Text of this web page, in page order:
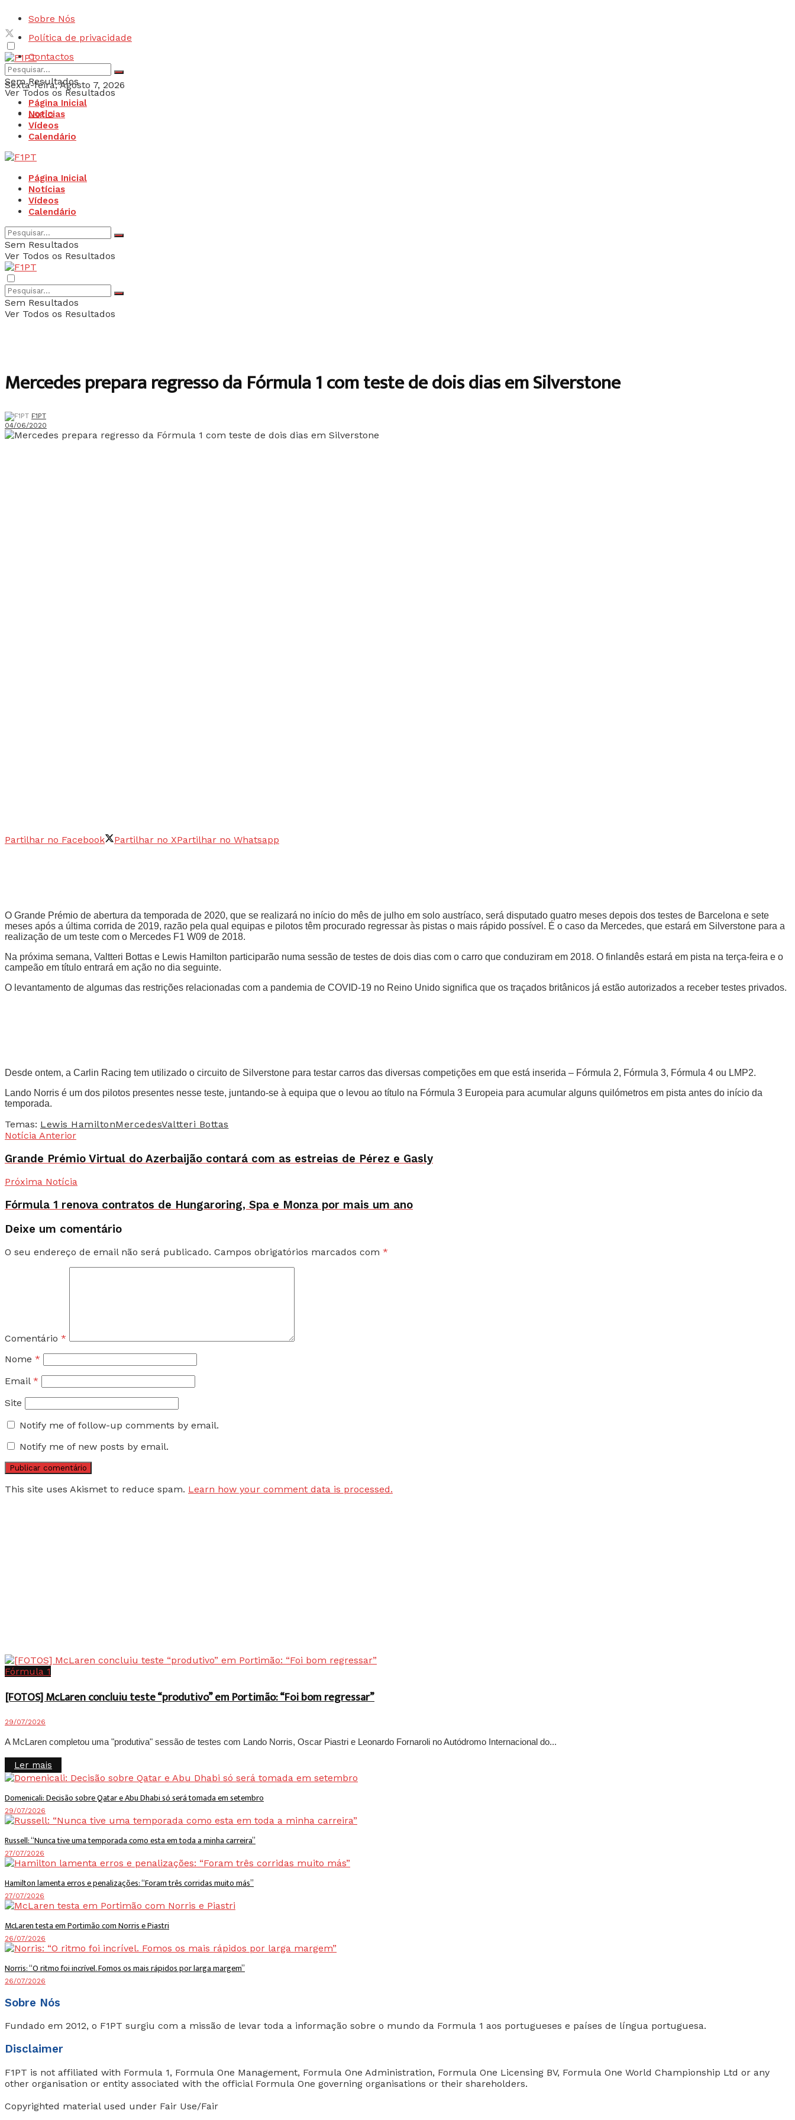
Sobre Nós
Política de privacidade
Contactos
Sexta-feira, Agosto 7, 2026
Login
Sem Resultados
Ver Todos os Resultados
Página Inicial
Notícias
Vídeos
Calendário
Página Inicial
Notícias
Vídeos
Calendário
Sem Resultados
Ver Todos os Resultados
Sem Resultados
Ver Todos os Resultados
Mercedes prepara regresso da Fórmula 1 com teste de dois dias em Silverstone
F1PT
04/06/2020
Partilhar no Facebook Partilhar no XPartilhar no Whatsapp
O Grande Prémio de abertura da temporada de 2020, que se realizará no início do mês de julho em solo austríaco, será disputado quatro meses depois dos testes de Barcelona e sete
meses após a última corrida de 2019, razão pela qual equipas e pilotos têm procurado regressar às pistas o mais rápido possível. É o caso da Mercedes, que estará em Silverstone para a
realização de um teste com o Mercedes F1 W09 de 2018.
Na próxima semana, Valtteri Bottas e Lewis Hamilton participarão numa sessão de testes de dois dias com o carro que conduziram em 2018. O finlandês estará em pista na terça-feira e o
campeão em título entrará em ação no dia seguinte.
O levantamento de algumas das restrições relacionadas com a pandemia de COVID-19 no Reino Unido significa que os traçados britânicos já estão autorizados a receber testes privados.
Desde ontem, a Carlin Racing tem utilizado o circuito de Silverstone para testar carros das diversas competições em que está inserida – Fórmula 2, Fórmula 3, Fórmula 4 ou LMP2.
Lando Norris é um dos pilotos presentes nesse teste, juntando-se à equipa que o levou ao título na Fórmula 3 Europeia para acumular alguns quilómetros em pista antes do início da
temporada.
Temas: Lewis HamiltonMercedesValtteri Bottas
Notícia Anterior
Grande Prémio Virtual do Azerbaijão contará com as estreias de Pérez e Gasly
Próxima Notícia
Fórmula 1 renova contratos de Hungaroring, Spa e Monza por mais um ano
Deixe um comentário
O seu endereço de email não será publicado. Campos obrigatórios marcados com *
Comentário *
Nome *
Email *
Site
Notify me of follow-up comments by email.
Notify me of new posts by email.
This site uses Akismet to reduce spam. Learn how your comment data is processed.
Fórmula 1
[FOTOS] McLaren concluiu teste “produtivo” em Portimão: “Foi bom regressar”
29/07/2026
A McLaren completou uma "produtiva" sessão de testes com Lando Norris, Oscar Piastri e Leonardo Fornaroli no Autódromo Internacional do...
Ler mais
Domenicali: Decisão sobre Qatar e Abu Dhabi só será tomada em setembro
29/07/2026
Russell: “Nunca tive uma temporada como esta em toda a minha carreira”
27/07/2026
Hamilton lamenta erros e penalizações: “Foram três corridas muito más”
27/07/2026
McLaren testa em Portimão com Norris e Piastri
26/07/2026
Norris: “O ritmo foi incrível. Fomos os mais rápidos por larga margem”
26/07/2026
Sobre Nós
Fundado em 2012, o F1PT surgiu com a missão de levar toda a informação sobre o mundo da Formula 1 aos portugueses e países de língua portuguesa.
Disclaimer
F1PT is not affiliated with Formula 1, Formula One Management, Formula One Administration, Formula One Licensing BV, Formula One World Championship Ltd or any
other organisation or entity associated with the official Formula One governing organisations or their shareholders.
Copyrighted material used under Fair Use/Fair